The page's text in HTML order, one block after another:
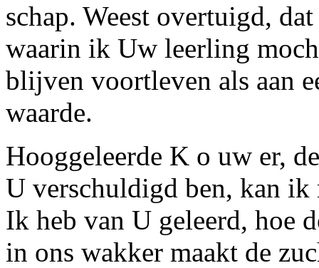
schap. Weest overtuigd,
waarin ik Uw leerling
blijven voortleven als aan
waarde.
Hooggeleerde K o uw er,
U verschuldigd ben, kan
Ik heb van U geleerd, hoe
in ons wakker maakt de